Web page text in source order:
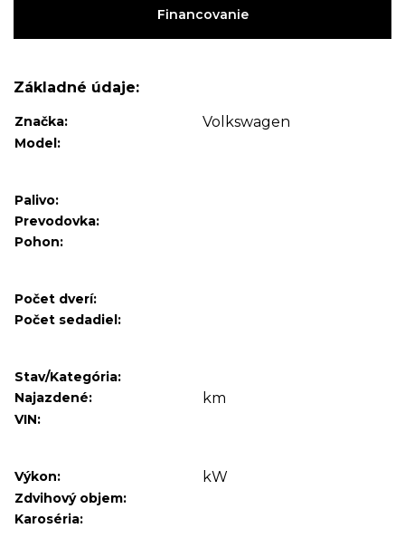
Financovanie
Základné údaje:
Značka: Volkswagen
Model:
Palivo:
Prevodovka:
Pohon:
Počet dverí:
Počet sedadiel:
Stav/Kategória:
Najazdené:
km
VIN:
Výkon: kW
Zdvihový objem:
Karoséria: